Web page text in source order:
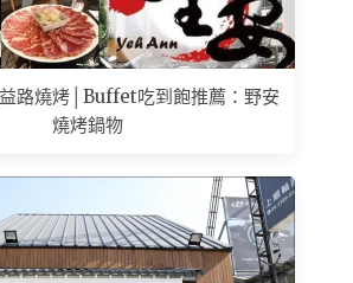
路燒烤│Buffet吃到飽推薦：野安
燒烤鍋物